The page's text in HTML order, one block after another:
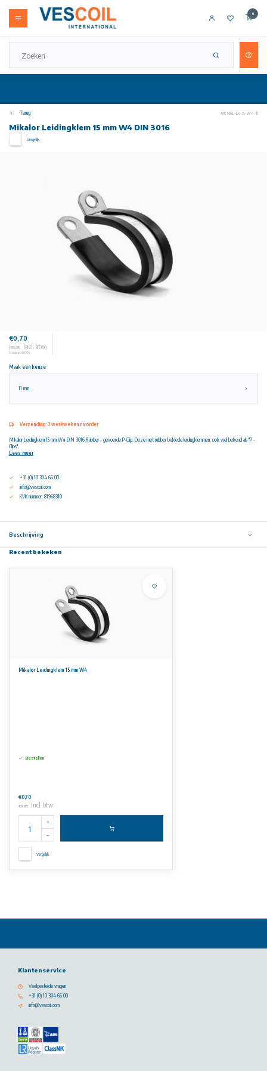
0
Terug Art: MKL-LK-15-W4-11
Mikalor Leidingklem 15 mm W4 DIN 3016
Vergelijk
€0,70
(€0,85 Incl. btw)
Stukprijs: €0,70 /
Maak een keuze
11 mm
Verzending: 2 werkweken na order
Mikalor Leidingklem 15 mm W4 DIN 3016 Rubber - gevoerde P-Clip. Deze met rubber beklede leidingklemmen, ook wel bekend als "P -
Clips"
Lees meer
+31 (0) 10 304 66 00
info@vescoil.com
KVK nummer: 81968310
Beschrijving
Recent bekeken
Mikalor Leidingklem 15 mm W4
Bestellen
€0,70
€0,85 Incl. btw
Vergelijk
Klantenservice
Veelgestelde vragen
+31 (0) 10 304 66 00
info@vescoil.com